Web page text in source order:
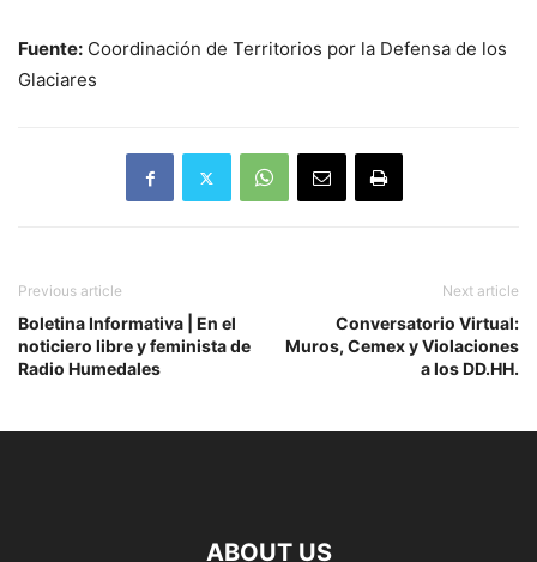
Fuente: Coordinación de Territorios por la Defensa de los
Glaciares
Previous article
Boletina Informativa | En el
noticiero libre y feminista de
Radio Humedales
Next article
Conversatorio Virtual:
Muros, Cemex y Violaciones
a los DD.HH.
ABOUT US